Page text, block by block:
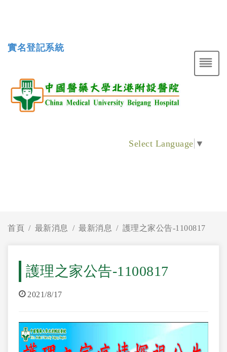
實名登記系統
Select Language ▼
首頁 最新消息 最新消息 護理之家公告-1100817
護理之家公告-1100817
2021/8/17